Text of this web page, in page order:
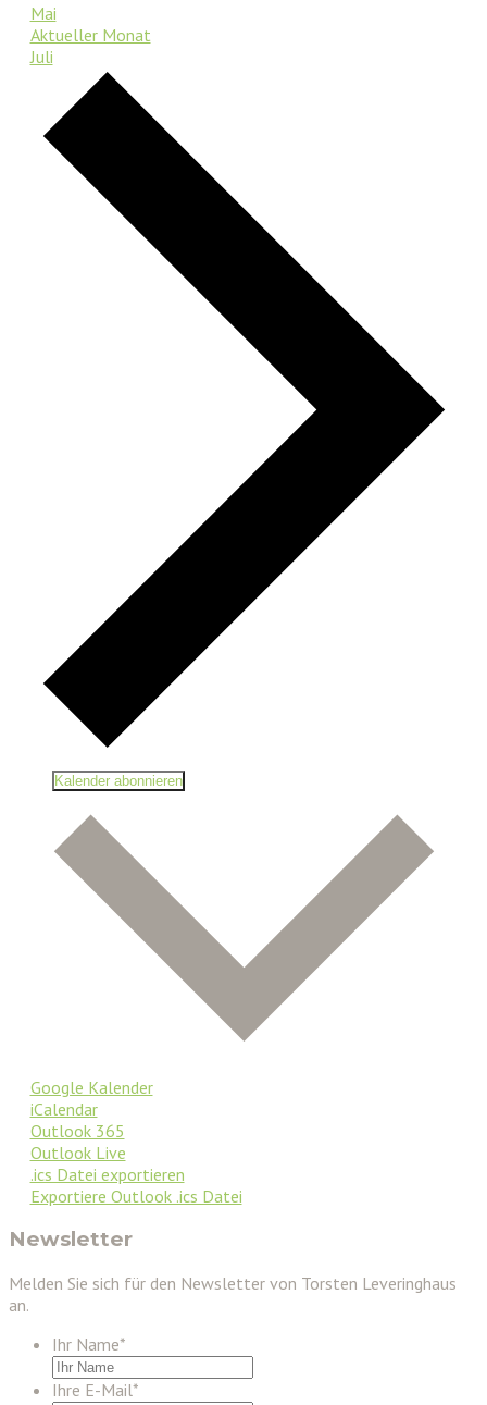
Mai
Aktueller Monat
Juli
Kalender abonnieren
Google Kalender
iCalendar
Outlook 365
Outlook Live
.ics Datei exportieren
Exportiere Outlook .ics Datei
Newsletter
Melden Sie sich für den Newsletter von Torsten Leveringhaus
an.
Ihr Name*
Ihre E-Mail*